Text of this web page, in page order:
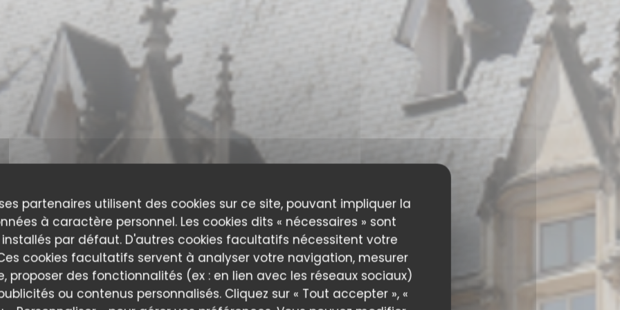
partenaires utilisent des cookies sur ce site, pouvant impliquer la
à caractère personnel. Les cookies dits « nécessaires » sont
par défaut. D'autres cookies facultatifs nécessitent votre
cookies facultatifs servent à analyser votre navigation, mesurer
proposer des fonctionnalités (ex : en lien avec les réseaux sociaux)
ou contenus personnalisés. Cliquez sur « Tout accepter », «